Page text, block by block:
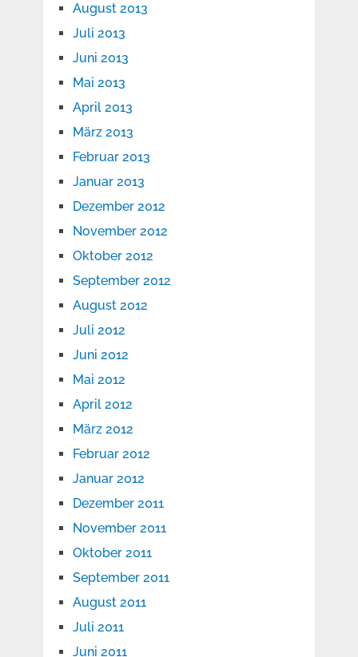
August 2013
Juli 2013
Juni 2013
Mai 2013
April 2013
März 2013
Februar 2013
Januar 2013
Dezember 2012
November 2012
Oktober 2012
September 2012
August 2012
Juli 2012
Juni 2012
Mai 2012
April 2012
März 2012
Februar 2012
Januar 2012
Dezember 2011
November 2011
Oktober 2011
September 2011
August 2011
Juli 2011
Juni 2011